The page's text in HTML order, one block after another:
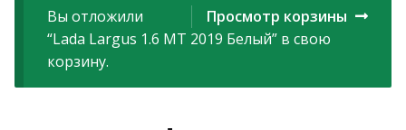
КОНТАКТЫ
Просмотр корзины
Вы отложили
“Lada Largus 1.6 МТ 2019 Белый” в свою
корзину.